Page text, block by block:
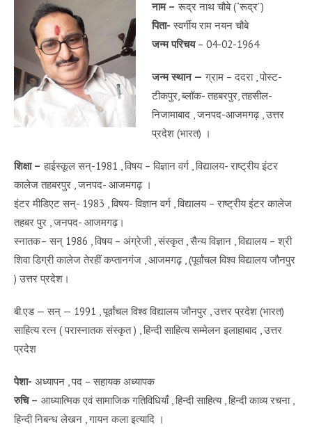
नाम – रूद्र नाथ चौबे (“रूद्र”)
पिता- स्वर्गीय राम नयन चौबे
जन्म परिचय– 04-02-1964
जन्म स्थान — ग्राम – ददरा , पोस्ट-
टीकपुर, ब्लॉक- तहबरपुर, तहसील-
निजामाबाद , जनपद-आजमगढ़ , उत्तर
प्रदेश (भारत) ।
शिक्षा – हाईस्कूल सन्-1981 , विषय – विज्ञान वर्ग , विद्यालय- राष्ट्रीय इंटर
कालेज तहबरपुर , जनपद- आजमगढ़ ।
इंटर मीडिएट सन्- 1983 , विषय- विज्ञान वर्ग , विद्यालय – राष्ट्रीय इंटर कालेज
तहबर पुर , जनपद- आजमगढ़।
स्नातक– सन् 1986 , विषय – अंग्रेजी , संस्कृत , सैन्य विज्ञान , विद्यालय – श्री
शिवा डिग्री कालेज तेरहीं कप्तानगंज , आजमगढ़ , (पूर्वांचल विश्व विद्यालय जौनपुर
) उत्तर प्रदेश।
बी.एड — सन् — 1991 , पूर्वांचल विश्व विद्यालय जौनपुर , उत्तर प्रदेश (भारत)
साहित्य रत्न ( परास्नातक संस्कृत ) , हिन्दी साहित्य सम्मेलन इलाहाबाद , उत्तर
प्रदेश
पेशा- अध्यापन , पद – सहायक अध्यापक
रुचि – आध्यात्मिक एवं सामाजिक गतिविधियाँ , हिन्दी साहित्य , हिन्दी काव्य रचना ,
हिन्दी निबन्ध लेखन , गायन कला इत्यादि ।